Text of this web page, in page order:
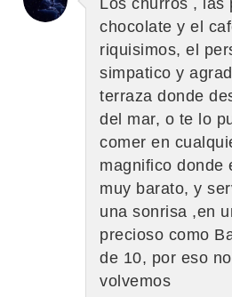
chocolate y el
riquisimos, el
simpatico y
terraza donde
del mar, o te lo
comer en
magnifico donde
muy barato, y
una sonrisa ,en
precioso como
de 10, por eso
volvemos